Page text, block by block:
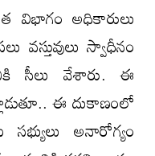
విభాగం అధికారులు
వస్తువులు స్వాధీనం
సీలు వేశారు. ఈ
ఈ దుకాణంలో
సభ్యులు అనారోగ్యం